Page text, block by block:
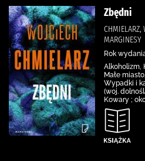
Zbędni
CHMIELARZ,
MARGINESY
Rok
Alkoholizm,
Małe
Wypadki i
(woj.
Kowary ;